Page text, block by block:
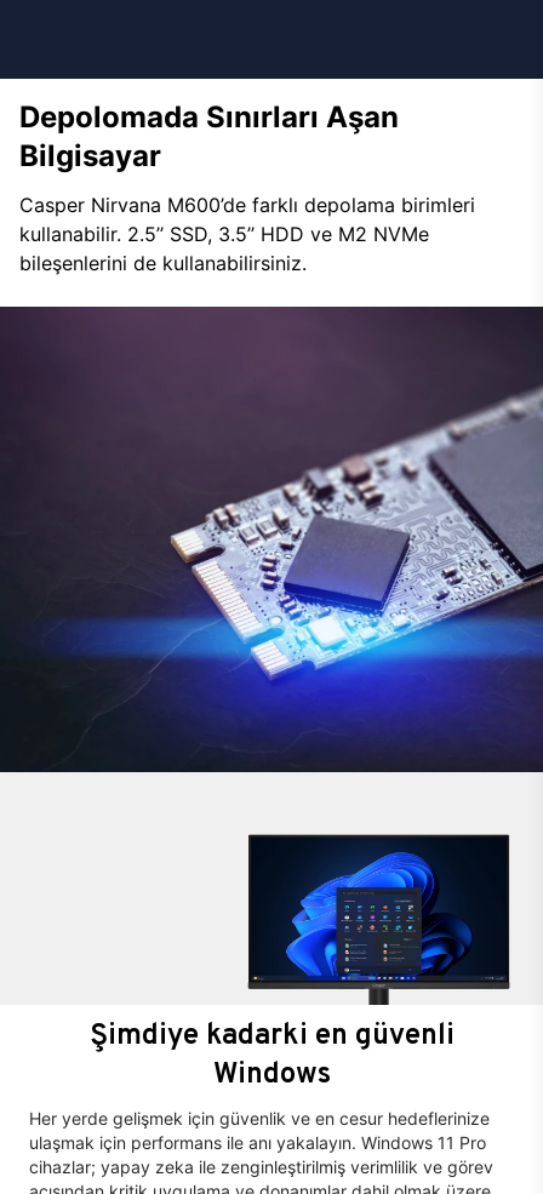
Depolomada Sınırları Aşan
Bilgisayar
Casper Nirvana M600’de farklı depolama birimleri
kullanabilir. 2.5’’ SSD, 3.5’’ HDD ve M2 NVMe
bileşenlerini de kullanabilirsiniz.
Şimdiye kadarki en güvenli
Windows
Her yerde gelişmek için güvenlik ve en cesur hedeflerinize
ulaşmak için performans ile anı yakalayın. Windows 11 Pro
cihazlar; yapay zeka ile zenginleştirilmiş verimlilik ve görev